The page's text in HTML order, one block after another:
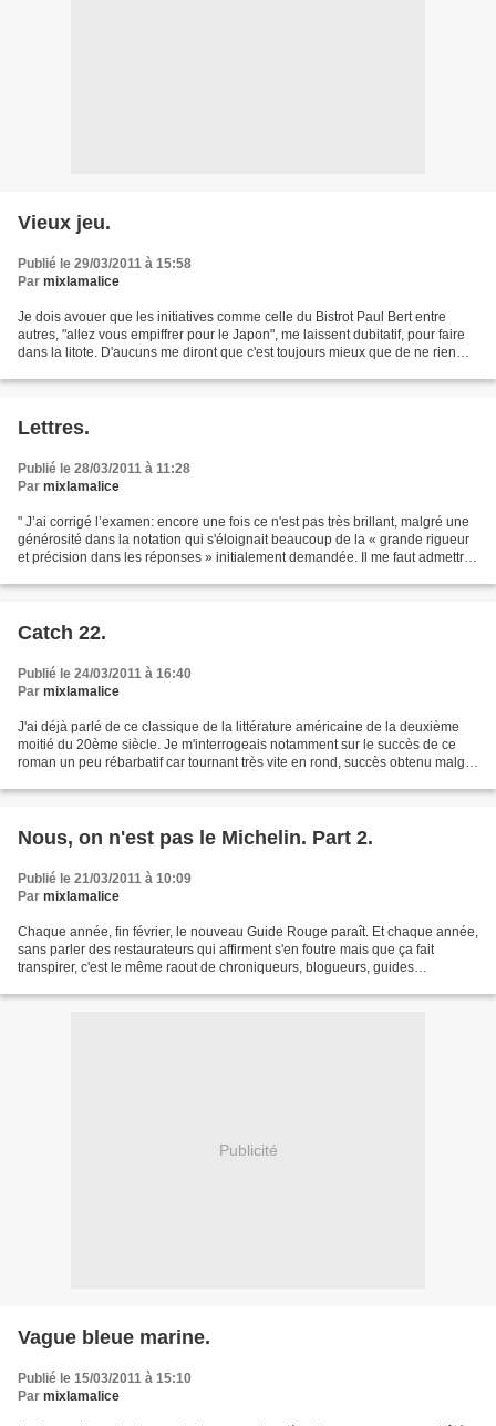
Vieux jeu.
Publié le 29/03/2011 à 15:58
Par mixlamalice
Je dois avouer que les initiatives comme celle du Bistrot Paul Bert entre
autres, "allez vous empiffrer pour le Japon", me laissent dubitatif, pour faire
dans la litote. D'aucuns me diront que c'est toujours mieux que de ne rien
Lettres.
Publié le 28/03/2011 à 11:28
Par mixlamalice
" J’ai corrigé l’examen: encore une fois ce n'est pas très brillant, malgré une
générosité dans la notation qui s'éloignait beaucoup de la « grande rigueur
et précision dans les réponses » initialement demandée. Il me faut admettre
Catch 22.
Publié le 24/03/2011 à 16:40
Par mixlamalice
J'ai déjà parlé de ce classique de la littérature américaine de la deuxième
moitié du 20ème siècle. Je m'interrogeais notamment sur le succès de ce
roman un peu rébarbatif car tournant très vite en rond, succès obtenu malgré
Nous, on n'est pas le Michelin. Part 2.
Publié le 21/03/2011 à 10:09
Par mixlamalice
Chaque année, fin février, le nouveau Guide Rouge paraît. Et chaque année,
sans parler des restaurateurs qui affirment s'en foutre mais que ça fait
transpirer, c'est le même raout de chroniqueurs, blogueurs, guides
Publicité
Vague bleue marine.
Publié le 15/03/2011 à 15:10
Par mixlamalice